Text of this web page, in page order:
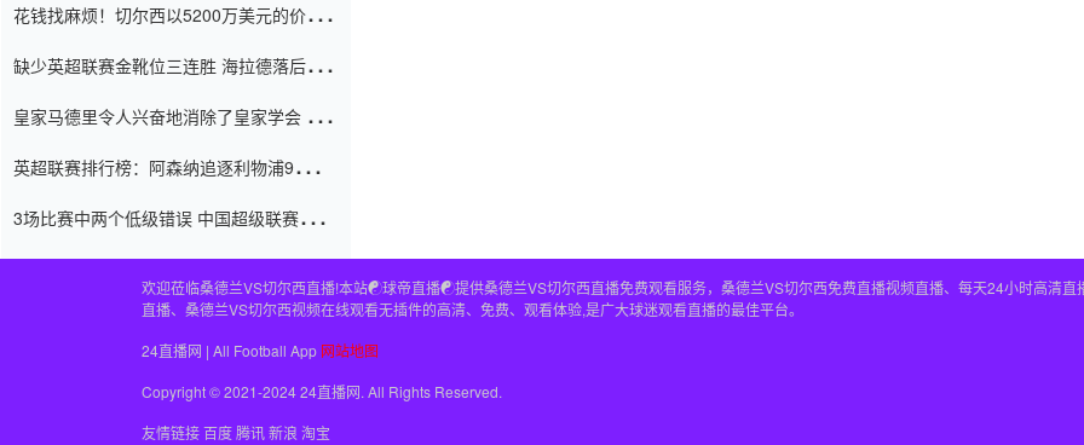
花钱找麻烦！切尔西以5200万美元的价格
窗口
缺少英超联赛金靴位三连胜 海拉德落后6球
皇家马德里令人兴奋地消除了皇家学会 安
英超联赛排行榜：阿森纳追逐利物浦9分 曼
3场比赛中两个低级错误 中国超级联赛的前
欢迎莅临桑德兰VS切尔西直播!本站☯球帝直播☯提供桑德兰VS切尔西直播免费观看服务，桑德兰VS切尔西免费直播视频直播、每天24小时高清
直播、桑德兰VS切尔西视频在线观看无插件的高清、免费、观看体验,是广大球迷观看直播的最佳平台。
24直播网 | All Football App 网站地图
Copyright © 2021-2024 24直播网. All Rights Reserved.
友情链接百度腾讯新浪 淘宝